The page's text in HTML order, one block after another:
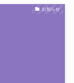
お知らせ